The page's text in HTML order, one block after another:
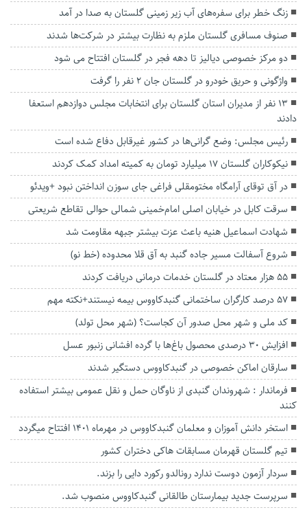
زنگ خطر برای سفره‌های آب زیر زمینی گلستان به صدا در آمد
صنوف مسافری گلستان ملزم به نظارت بیشتر در شرکت‌ها شدند
دو مرکز خصوصی دیالیز تا دهه فجر در گلستان افتتاح می شود
واژگونی و حریق خودرو در گلستان جان ۲ نفر را گرفت
۱۳ نفر از مدیران استان گلستان برای انتخابات مجلس دوازدهم استعفا
دادند
رئیس مجلس: وضع گرانی‌ها در کشور غیرقابل دفاع شده است
نیکوکاران گلستان ۱۷ میلیارد تومان به کمیته امداد کمک کردند
در آق توقای آرامگاه مختومقلی فراغی جای سوزن انداختن نبود +ویدئو
سرقت کابل در خیابان اصلی امام‌خمینی شمالی حوالی تقاطع شریعتی
شهادت‌ اسماعیل هنیه باعث عزت بیشتر جبهه مقاومت شد
شروع آسفالت مسیر جاده گنبد به آق قلا محدوده (خط نو)
۵۵ هزار معتاد در گلستان خدمات درمانی دریافت کردند
۵۷ درصد کارگران ساختمانی گنبدکاووس بیمه نیستند+نکته مهم
کد ملی و شهر محل صدور آن کجاست؟ (شهر محل تولد)
افزایش ۳۰ درصدی محصول باغ‌ها با گرده افشانی زنبور عسل
سارقان اماکن خصوصی در گنبدکاووس دستگیر شدند
فرماندار : شهروندان گنبدی از ناوگان حمل و نقل عمومی بیشتر استفاده
کنند
استخر دانش آموزان و معلمان گنبدکاووس در مهرماه 1401 افتتاح میگردد
تیم گلستان قهرمان مسابقات هاکی دختران کشور
سردار آزمون دوست ندارد رونالدو رکورد دایی را بزند.
سرپرست جدید بیمارستان طالقانی گنبدکاووس منصوب شد.